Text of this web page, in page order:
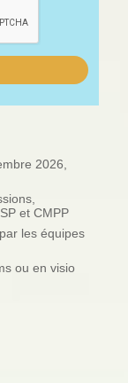
2026,
et CMPP
les équipes
ou en visio